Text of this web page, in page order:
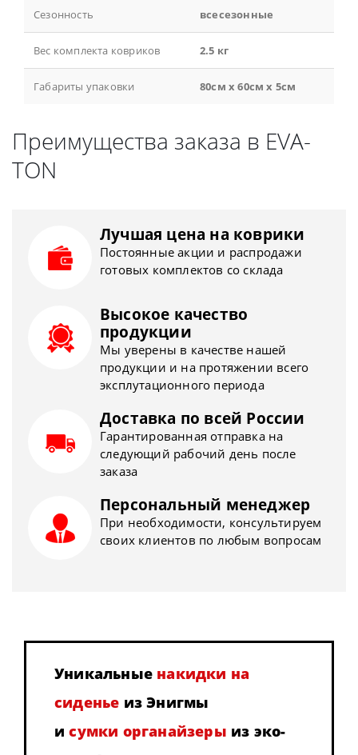
Сезонность всесезонные
Вес комплекта ковриков 2.5 кг
Габариты упаковки 80см x 60см x 5см
Преимущества заказа в EVA-
TON
Лучшая цена на коврики
Постоянные акции и распродажи
готовых комплектов со склада
Высокое качество
продукции
Мы уверены в качестве нашей
продукции и на протяжении всего
эксплутационного периода
Доставка по всей России
Гарантированная отправка на
следующий рабочий день после
заказа
Персональный менеджер
При необходимости, консультируем
своих клиентов по любым вопросам
Уникальные накидки на
сиденье из Энигмы
исумки органайзеры из эко-